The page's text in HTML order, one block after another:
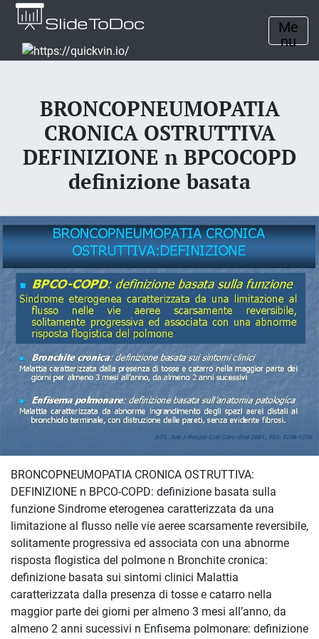
Me
nu
BRONCOPNEUMOPATIA
CRONICA OSTRUTTIVA
DEFINIZIONE n BPCOCOPD
definizione basata
BRONCOPNEUMOPATIA CRONICA OSTRUTTIVA:
DEFINIZIONE n BPCO-COPD: definizione basata sulla
funzione Sindrome eterogenea caratterizzata da una
limitazione al flusso nelle vie aeree scarsamente reversibile,
solitamente progressiva ed associata con una abnorme
risposta flogistica del polmone n Bronchite cronica:
definizione basata sui sintomi clinici Malattia
caratterizzata dalla presenza di tosse e catarro nella
maggior parte dei giorni per almeno 3 mesi all’anno, da
almeno 2 anni sucessivi n Enfisema polmonare: definizione